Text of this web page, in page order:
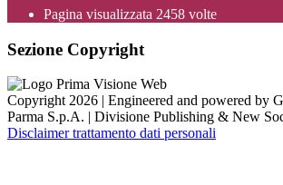
Pagina visualizzata 2458 volte
Sezione Copyright
Copyright 2026 | Engineered and powered by
Parma S.p.A. | Divisione Publishing & New
Disclaimer trattamento dati personali